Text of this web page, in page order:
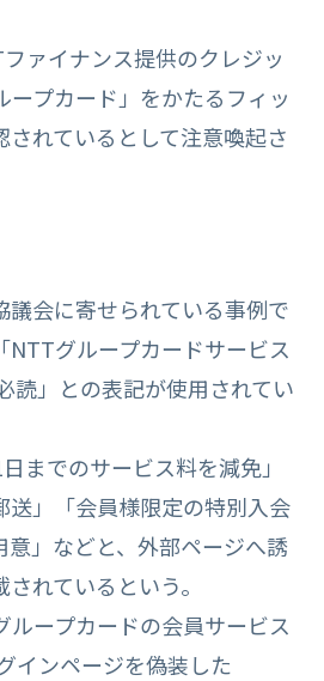
ァイナンス提供のクレジッ
ープカード」をかたるフィッ
されているとして注意喚起さ
議会に寄せられている事例で
NTTグループカードサービス
読」との表記が使用されてい
までのサービス料を減免」
送」「会員様限定の特別入会
意」などと、外部ページへ誘
れているという。
ループカードの会員サービス
インページを偽装した